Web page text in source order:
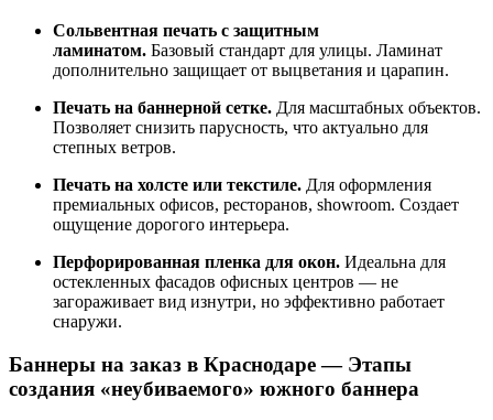
Сольвентная печать с защитным
ламинатом. Базовый стандарт для улицы. Ламинат
дополнительно защищает от выцветания и царапин.
Печать на баннерной сетке. Для масштабных объектов.
Позволяет снизить парусность, что актуально для
степных ветров.
Печать на холсте или текстиле. Для оформления
премиальных офисов, ресторанов, showroom. Создает
ощущение дорогого интерьера.
Перфорированная пленка для окон. Идеальна для
остекленных фасадов офисных центров — не
загораживает вид изнутри, но эффективно работает
снаружи.
Баннеры на заказ в Краснодаре — Этапы
создания «неубиваемого» южного баннера